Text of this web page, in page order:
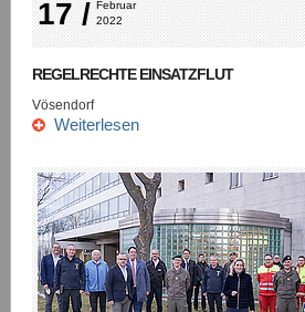
17 / Februar
2022
REGELRECHTE EINSATZFLUT
Vösendorf
Weiterlesen